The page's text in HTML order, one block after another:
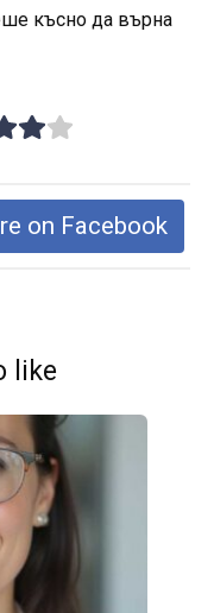
късно да върна
on Facebook
like